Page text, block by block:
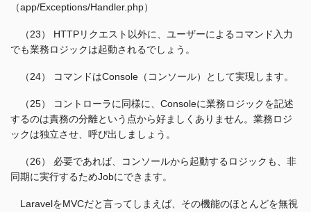
（app/Exceptions/Handler.php）
（23） HTTPリクエスト以外に、ユーザーによるコマンド入力
でも業務ロジックは起動されるでしょう。
（24） コマンドはConsole（コンソール）として実現します。
（25） コントローラに同様に、Consoleに業務ロジックを記述
するのは責務の分離という点から好ましくありません。業務ロジ
ックは独立させ、呼び出しましょう。
（26） 必要であれば、コンソールから起動するロジックも、非
同期に実行するためJobにできます。
LaravelをMVCだと言ってしまえば、その機能のほとんどを無視